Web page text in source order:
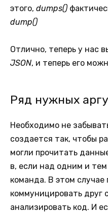
этого, dumps()
dump()
Отлично, теперь у нас
JSON, и теперь его
Ряд нужных
Необходимо не
создается так, чтобы
могли прочитать
в, если над одним и
команда. В этом случае
коммуницировать друг
анализировать код. И